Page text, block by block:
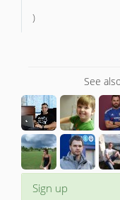
)
See
Sign up